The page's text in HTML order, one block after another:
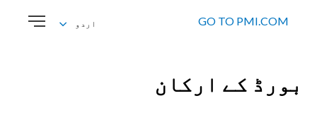
GO TO PMI.COM
اردو
بورڈ کے ارکان